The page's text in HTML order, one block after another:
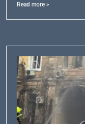
Read more >